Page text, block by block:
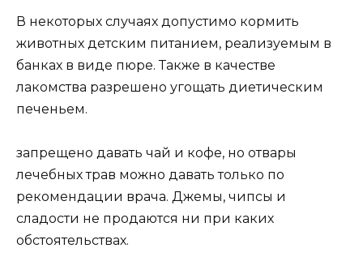
В некоторых случаях допустимо кормить
животных детским питанием, реализуемым в
банках в виде пюре. Также в качестве
лакомства разрешено угощать диетическим
печеньем.
запрещено давать чай и кофе, но отвары
лечебных трав можно давать только по
рекомендации врача. Джемы, чипсы и
сладости не продаются ни при каких
обстоятельствах.